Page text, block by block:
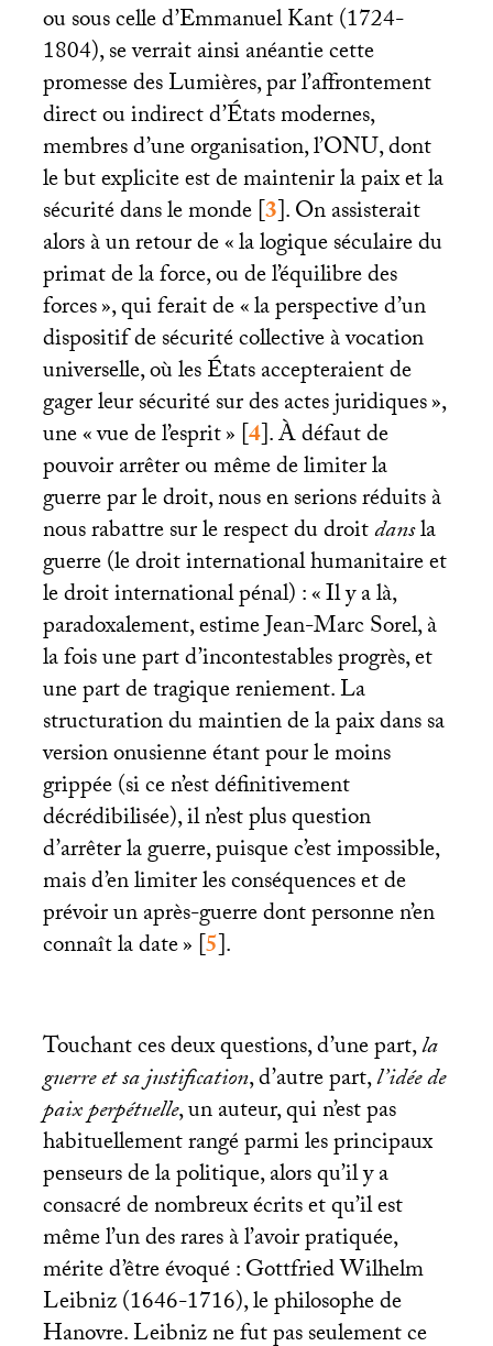
ou sous celle d’Emmanuel Kant (1724-
1804), se verrait ainsi anéantie cette
promesse des Lumières, par l’affrontement
direct ou indirect d’États modernes,
membres d’une organisation, l’ONU, dont
le but explicite est de maintenir la paix et la
sécurité dans le monde[3]. On assisterait
alors à un retour de «la logique séculaire du
primat de la force, ou de l’équilibre des
forces», qui ferait de «la perspective d’un
dispositif de sécurité collective à vocation
universelle, où les États accepteraient de
gager leur sécurité sur des actes juridiques»,
une «vue de l’esprit»[4]. À défaut de
pouvoir arrêter ou même de limiter la
guerre par le droit, nous en serions réduits à
nous rabattre sur le respect du droitdansla
guerre (le droit international humanitaire et
le droit international pénal) : «Il y a là,
paradoxalement, estime Jean-Marc Sorel, à
la fois une part d’incontestables progrès, et
une part de tragique reniement. La
structuration du maintien de la paix dans sa
version onusienne étant pour le moins
grippée (si ce n’est définitivement
décrédibilisée), il n’est plus question
d’arrêter la guerre, puisque c’est impossible,
mais d’en limiter les conséquences et de
prévoir un après-guerre dont personne n’en
connaît la date»[5].
Touchant ces deux questions, d’une part,la
guerre et sa justification, d’autre part,l’idée de
paix perpétuelle, un auteur, qui n’est pas
habituellement rangé parmi les principaux
penseurs de la politique, alors qu’il y a
consacré de nombreux écrits et qu’il est
même l’un des rares à l’avoir pratiquée,
mérite d’être évoqué : Gottfried Wilhelm
Leibniz (1646-1716), le philosophe de
Hanovre. Leibniz ne fut pas seulement ce